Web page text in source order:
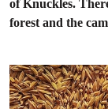
of Knuckles.
forest and the